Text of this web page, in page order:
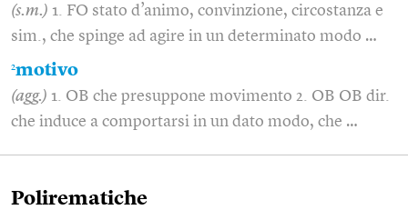
(s.m.) 1. FO stato d’animo, convinzione, circostanza e
sim., che spinge ad agire in un determinato modo …
2motivo
(agg.) 1. OB che presuppone movimento 2. OB OB dir.
che induce a comportarsi in un dato modo, che …
Polirematiche